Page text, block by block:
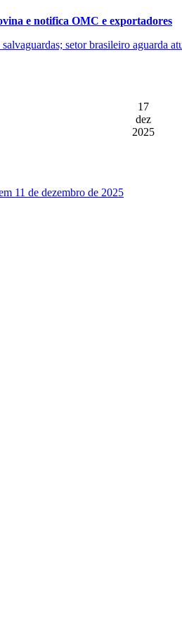
e notifica OMC e exportadores
setor brasileiro aguarda
17
dez
2025
11 de dezembro de 2025